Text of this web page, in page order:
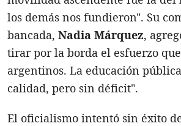
los demás nos fundieron". Su
bancada, Nadia Márquez,
tirar por la borda el esfuerzo
argentinos. La educación
calidad, pero sin déficit".
El oficialismo intentó sin éxito